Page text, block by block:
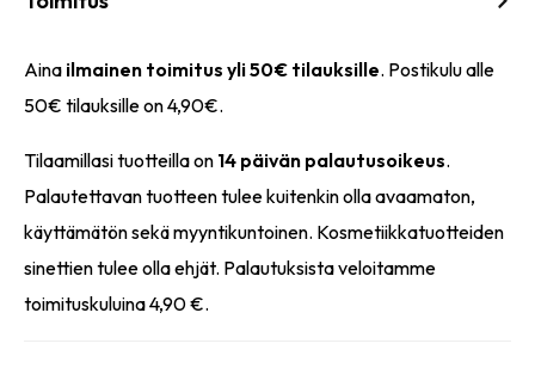
Aina ilmainen toimitus yli 50€ tilauksille. Postikulu alle
50€ tilauksille on 4,90€.
Tilaamillasi tuotteilla on 14 päivän palautusoikeus.
Palautettavan tuotteen tulee kuitenkin olla avaamaton,
käyttämätön sekä myyntikuntoinen. Kosmetiikkatuotteiden
sinettien tulee olla ehjät. Palautuksista veloitamme
toimituskuluina 4,90 €.